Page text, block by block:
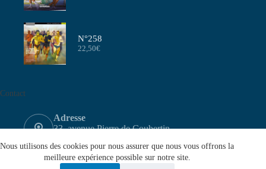
Nous utilisons des cookies pour nous assurer que nous vous offrons la
meilleure expérience possible sur notre site.
N°258
22,50€
Contact
Adresse
33, avenue Pierre de Coubertin
Email
contact@aeffa.fr